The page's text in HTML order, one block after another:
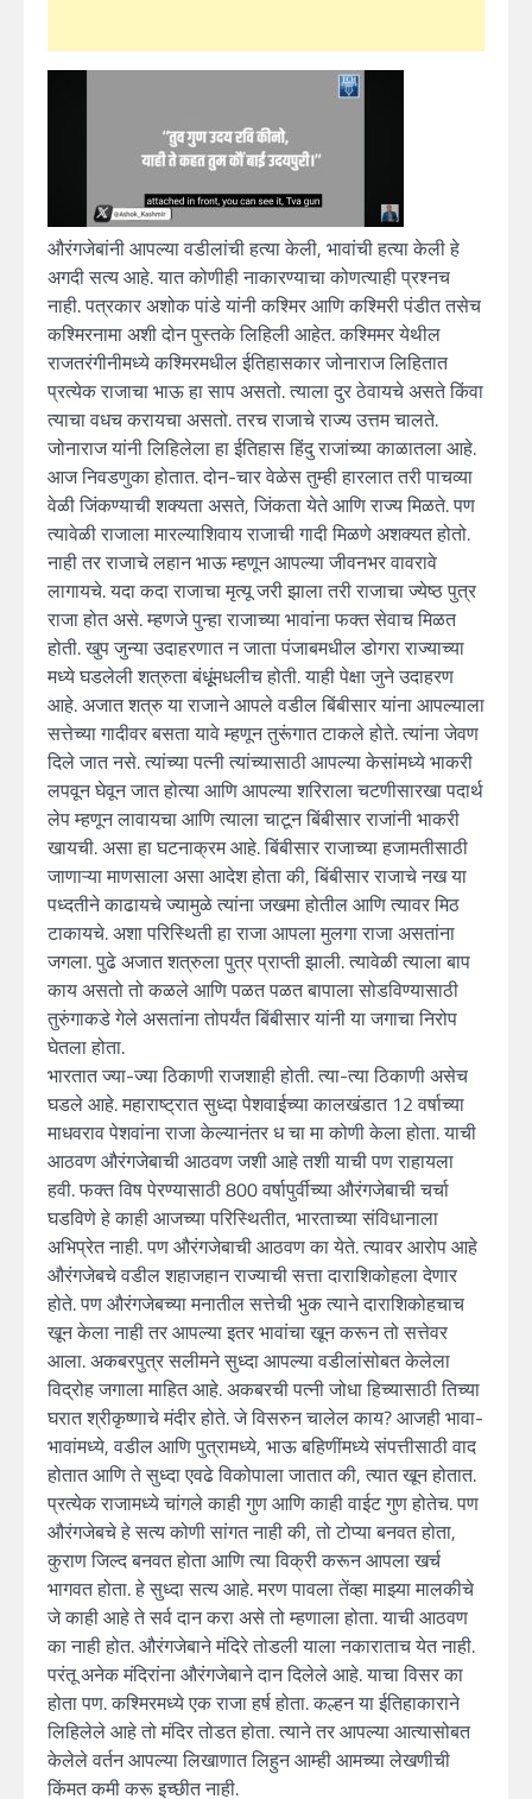
औरंगजेबांनी आपल्या वडीलांची हत्या केली, भावांची हत्या केली हे
अगदी सत्य आहे. यात कोणीही नाकारण्याचा कोणत्याही प्रश्नच
नाही. पत्रकार अशोक पांडे यांनी कश्मिर आणि कश्मिरी पंडीत तसेच
कश्मिरनामा अशी दोन पुस्तके लिहिली आहेत. कश्मिमर येथील
राजतरंगीनीमध्ये कश्मिरमधील ईतिहासकार जोनाराज लिहितात
प्रत्येक राजाचा भाऊ हा साप असतो. त्याला दुर ठेवायचे असते किंवा
त्याचा वधच करायचा असतो. तरच राजाचे राज्य उत्तम चालते.
जोनाराज यांनी लिहिलेला हा ईतिहास हिंदु राजांच्या काळातला आहे.
आज निवडणुका होतात. दोन-चार वेळेस तुम्ही हारलात तरी पाचव्या
वेळी जिंकण्याची शक्यता असते, जिंकता येते आणि राज्य मिळते. पण
त्यावेळी राजाला मारल्याशिवाय राजाची गादी मिळणे अशक्यत होतो.
नाही तर राजाचे लहान भाऊ म्हणून आपल्या जीवनभर वावरावे
लागायचे. यदा कदा राजाचा मृत्यू जरी झाला तरी राजाचा ज्येष्ठ पुत्र
राजा होत असे. म्हणजे पुन्हा राजाच्या भावांना फक्त सेवाच मिळत
होती. खुप जुन्या उदाहरणात न जाता पंजाबमधील डोगरा राज्याच्या
मध्ये घडलेली शत्रुता बंधूूंमधलीच होती. याही पेक्षा जुने उदाहरण
आहे. अजात शत्रु या राजाने आपले वडील बिंबीसार यांना आपल्याला
सत्तेच्या गादीवर बसता यावे म्हणून तुरूंगात टाकले होते. त्यांना जेवण
दिले जात नसे. त्यांच्या पत्नी त्यांच्यासाठी आपल्या केसांमध्ये भाकरी
लपवून घेवून जात होत्या आणि आपल्या शरिराला चटणीसारखा पदार्थ
लेप म्हणून लावायचा आणि त्याला चाटून बिंबीसार राजांनी भाकरी
खायची. असा हा घटनाक्रम आहे. बिंबीसार राजाच्या हजामतीसाठी
जाणाऱ्या माणसाला असा आदेश होता की, बिंबीसार राजाचे नख या
पध्दतीने काढायचे ज्यामुळे त्यांना जखमा होतील आणि त्यावर मिठ
टाकायचे. अशा परिस्थिती हा राजा आपला मुलगा राजा असतांना
जगला. पुढे अजात शत्रुला पुत्र प्राप्ती झाली. त्यावेळी त्याला बाप
काय असतो तो कळले आणि पळत पळत बापाला सोडविण्यासाठी
तुरुंगाकडे गेले असतांना तोपर्यंत बिंबीसार यांनी या जगाचा निरोप
घेतला होता.
भारतात ज्या-ज्या ठिकाणी राजशाही होती. त्या-त्या ठिकाणी असेच
घडले आहे. महाराष्ट्रात सुध्दा पेशवाईच्या कालखंडात 12 वर्षाच्या
माधवराव पेशवांना राजा केल्यानंतर ध चा मा कोणी केला होता. याची
आठवण औरंगजेबाची आठवण जशी आहे तशी याची पण राहायला
हवी. फक्त विष पेरण्यासाठी 800 वर्षापुर्वीच्या औरंगजेबाची चर्चा
घडविणे हे काही आजच्या परिस्थितीत, भारताच्या संविधानाला
अभिप्रेत नाही. पण औरंगजेबाची आठवण का येते. त्यावर आरोप आहे
औरंगजेबचे वडील शहाजहान राज्याची सत्ता दाराशिकोहला देणार
होते. पण औरंगजेबच्या मनातील सत्तेची भुक त्याने दाराशिकोहचाच
खून केला नाही तर आपल्या इतर भावांचा खून करून तो सत्तेवर
आला. अकबरपुत्र सलीमने सुध्दा आपल्या वडीलांसोबत केलेला
विद्रोह जगाला माहित आहे. अकबरची पत्नी जोधा हिच्यासाठी तिच्या
घरात श्रीकृष्णाचे मंदीर होते. जे विसरुन चालेल काय? आजही भावा-
भावांमध्ये, वडील आणि पुत्रामध्ये, भाऊ बहिणींमध्ये संपत्तीसाठी वाद
होतात आणि ते सुध्दा एवढे विकोपाला जातात की, त्यात खून होतात.
प्रत्येक राजामध्ये चांगले काही गुण आणि काही वाईट गुण होतेच. पण
औरंगजेबचे हे सत्य कोणी सांगत नाही की, तो टोप्या बनवत होता,
कुराण जिल्द बनवत होता आणि त्या विक्री करून आपला खर्च
भागवत होता. हे सुध्दा सत्य आहे. मरण पावला तेंव्हा माझ्या मालकीचे
जे काही आहे ते सर्व दान करा असे तो म्हणाला होता. याची आठवण
का नाही होत. औरंगजेबाने मंदिरे तोडली याला नकाराताच येत नाही.
परंतू अनेक मंदिरांना औरंगजेबाने दान दिलेले आहे. याचा विसर का
होता पण. कश्मिरमध्ये एक राजा हर्ष होता. कल्हन या ईतिहाकाराने
लिहिलेले आहे तो मंदिर तोडत होता. त्याने तर आपल्या आत्यासोबत
केलेले वर्तन आपल्या लिखाणात लिहुन आम्ही आमच्या लेखणीची
किंमत कमी करू इच्छीत नाही.